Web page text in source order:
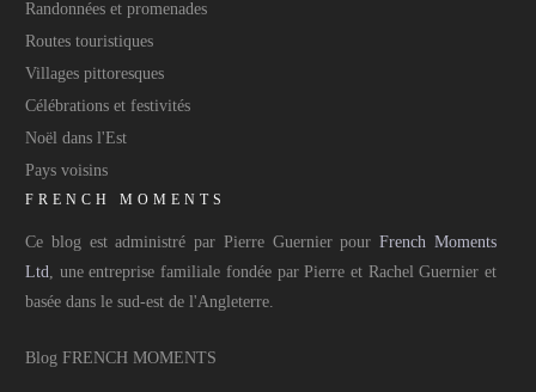
Randonnées et promenades
Routes touristiques
Villages pittoresques
Célébrations et festivités
Noël dans l'Est
Pays voisins
FRENCH MOMENTS
Ce blog est administré par Pierre Guernier pourFrench Moments
Ltd, une entreprise familiale fondée par Pierre et Rachel Guernier et
basée dans le sud-est de l'Angleterre.
Blog FRENCH MOMENTS